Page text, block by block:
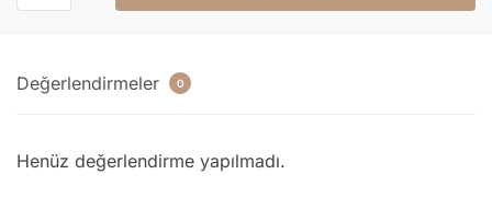
Değerlendirmeler 0
Henüz değerlendirme yapılmadı.